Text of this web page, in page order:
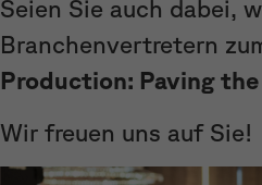
Seien Sie auch dabei,
Branchenvertretern
Production: Paving
Wir freuen uns auf Sie!